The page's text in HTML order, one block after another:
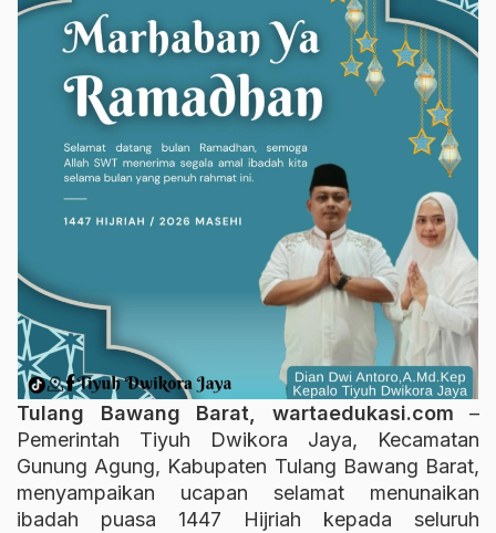
Tulang Bawang Barat, wartaedukasi.com –
Pemerintah Tiyuh Dwikora Jaya, Kecamatan
Gunung Agung, Kabupaten Tulang Bawang Barat,
menyampaikan ucapan selamat menunaikan
ibadah puasa 1447 Hijriah kepada seluruh